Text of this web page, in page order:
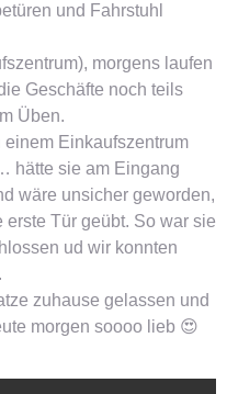
und Fahrstuhl
morgens laufen
Geschäfte noch teils
Üben.
Einkaufszentrum
hätte sie am Eingang
wäre unsicher geworden,
erste Tür geübt. So war sie
ud wir konnten
zuhause gelassen und
morgen soooo lieb 😍